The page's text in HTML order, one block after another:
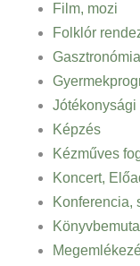
Film, mozi
Folklór
Képzés
Kézműves
Koncert,
Konferencia,